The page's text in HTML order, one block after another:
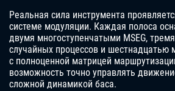
Реальная сила инструмента
системе модуляции. Каждая полоса
двумя многоступенчатыми MSEG,
случайных процессов и шестнадцатью
с полноценной матрицей
возможность точно управлять
сложной динамикой баса.